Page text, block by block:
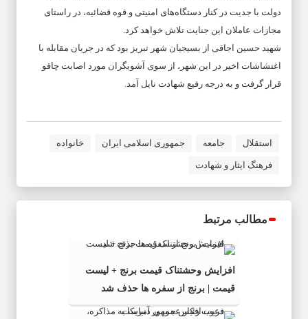
دولت با جدیت در کنار دستگاه‌های امنیتی و قوه قضائیه، در راستای
مجازات عاملان این جنایت تلاش خواهد کرد.
شهید حسین اجاقی از بسیجیان شهر تبریز بود که در جریان مقابله با
اغتشاشات اخیر در این شهر، از سوی آشوبگران مورد اصابت چاقو
قرار گرفت و به درجه رفیع شهادت نایل آمد.
استقلال جامعه جمهوری اسلامی ایران خانواده
فرهنگ ایثار و شهادت
مطالب مرتبط
افزایش وحشتناک قیمت برنج + لیست
قیمت | برنج از سفره ها حذف شد